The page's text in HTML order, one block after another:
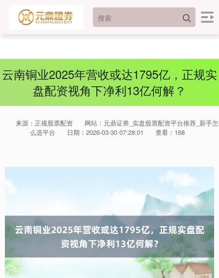
云南铜业2025年营收或达1795亿，正规实
盘配资视角下净利13亿何解？
来源：正规股票配资
网站：元鼎证券_实盘股票配资平台推荐_新手怎
么选平台
日期：2026-03-30 07:28:01 查看：168